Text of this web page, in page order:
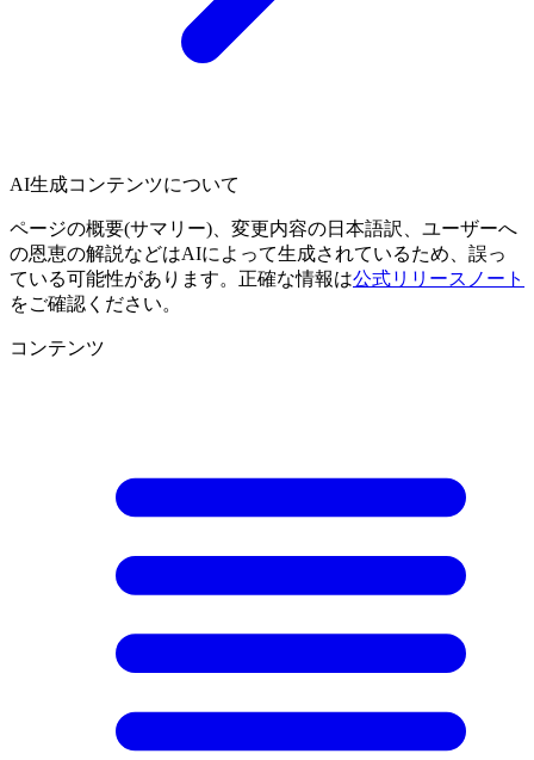
AI生成コンテンツについて
ページの概要(サマリー)、変更内容の日本語訳、ユーザーへ
の恩恵の解説などはAIによって生成されているため、誤っ
ている可能性があります。正確な情報は公式リリースノート
をご確認ください。
コンテンツ